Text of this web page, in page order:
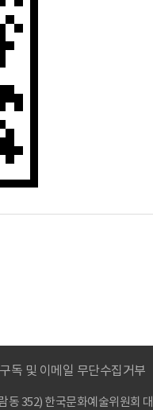
독 및 이메일 무단수집거부
동 352) 한국문화예술위원회